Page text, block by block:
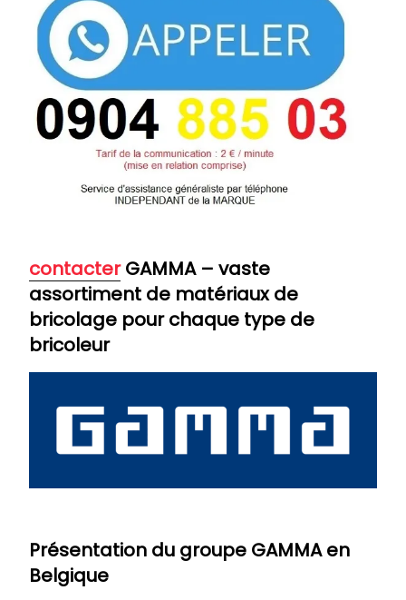
contacterGAMMA – vaste
assortiment de matériaux de
bricolage pour chaque type de
bricoleur
Présentation du groupe GAMMA en
Belgique